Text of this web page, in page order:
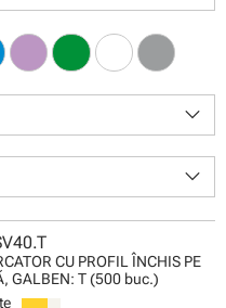
keyboard_arrow_down
keyboard_arrow_down
CU PROFIL ÎNCHIS PE
GALBEN: T (500 buc.)